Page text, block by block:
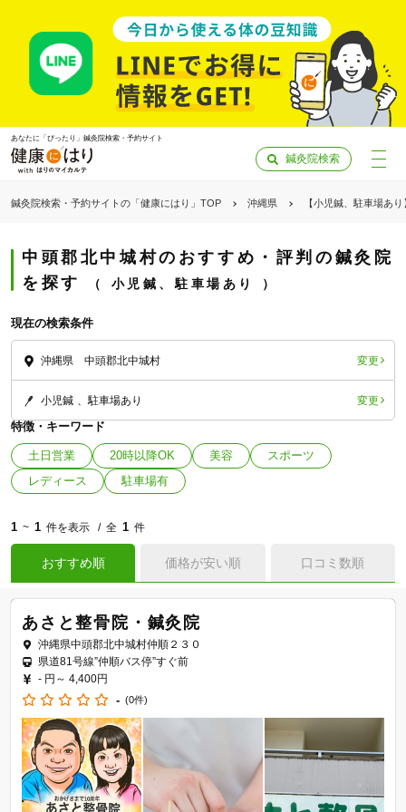
あなたに「ぴったり」鍼灸院検索・予約サイト
鍼灸院検索
鍼灸院検索・予約サイトの「健康にはり」TOP 沖縄県 【小児鍼、駐車場あ
中頭郡北中城村のおすすめ・評判の鍼灸院
を探す
小児鍼、駐車場あり
現在の検索条件
沖縄県 中頭郡北中城村 変更
小児鍼 駐車場あり 変更
特徴・キーワード
土日営業 20時以降OK 美容
スポーツ
レディース
駐車場有
1 ~ 1 件を表示 全 1 件
おすすめ順 価格が安い順 口コミ数順
あさと整骨院・鍼灸院
沖縄県中頭郡北中城村仲順２３０
県道81号線”仲順バス停”すぐ前
- 円～ 4,400円
- (0件)
「健康にはりを見た」